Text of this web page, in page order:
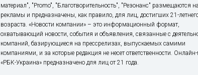
материал", "Promo", "Благотворительность", "Резонанс" размещаются
рекламы и предназначены, как правило, для лиц, достигших 21-
возраста. «Новости компании» – это информационный формат,
охватывающий новости, события и объявления, связанные с
компаний, базирующиеся на прессрелизах, выпускаемых самими
компаниями, и за которые редакция не несет ответственности.
«РБК-Украина» предназначено для лиц от 21 года.